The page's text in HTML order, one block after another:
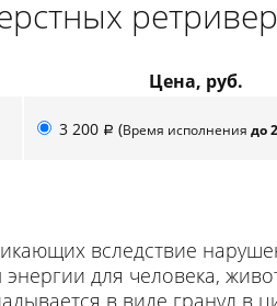
Цена, руб.
3 200 p (Время исполнения до
вследствие
для человека,
в виде гранул в